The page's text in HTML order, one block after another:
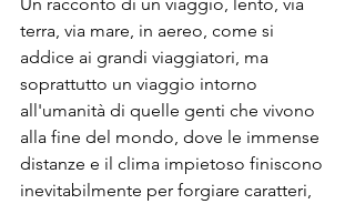
terra, via mare, in aereo, come si
addice ai grandi viaggiatori, ma
soprattutto un viaggio intorno
all'umanità di quelle genti che vivono
alla fine del mondo, dove le immense
distanze e il clima impietoso finiscono
inevitabilmente per forgiare caratteri,